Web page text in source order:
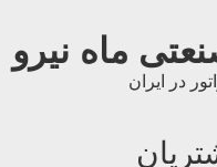
ماه نیرو
در ایران